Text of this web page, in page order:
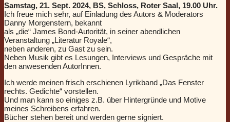
Samstag, 21. Sept. 2024, BS, Schloss, Roter Saal, 19.00 Uhr.
Ich freue mich sehr, auf Einladung des Autors & Moderators
Danny Morgenstern, bekannt
als „die“ James Bond-Autorität, in seiner abendlichen
Veranstaltung „Literatur Royale“,
neben anderen, zu Gast zu sein.
Neben Musik gibt es Lesungen, Interviews und Gespräche mit
den anwesenden AutorInnen.
Ich werde meinen frisch erschienen Lyrikband „Das Fenster
rechts. Gedichte“ vorstellen.
Und man kann so einiges z.B. über Hintergründe und Motive
meines Schreibens erfahren.
Bücher stehen bereit und werden gerne signiert.